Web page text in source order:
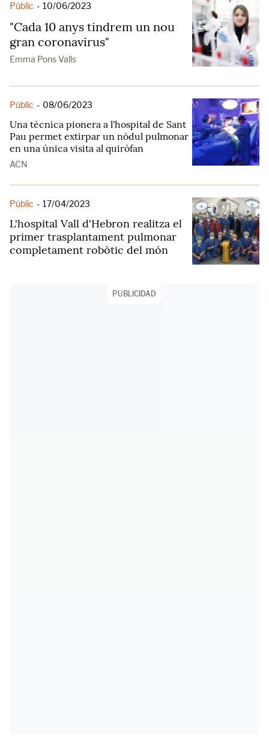
Públic - 10/06/2023
"Cada 10 anys tindrem un nou
gran coronavirus"
Emma Pons Valls
Públic - 08/06/2023
Una tècnica pionera a l'hospital de Sant
Pau permet extirpar un nòdul pulmonar
en una única visita al quiròfan
ACN
Públic - 17/04/2023
L'hospital Vall d'Hebron realitza el
primer trasplantament pulmonar
completament robòtic del món
PUBLICIDAD